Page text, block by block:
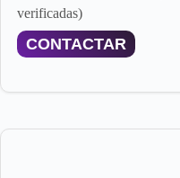
verificadas)
CONTACTAR